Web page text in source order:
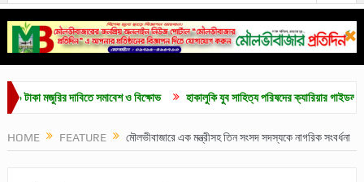
মজুরির দাবিতে সমাবেশ ও বিক্ষোভ হাকালুকি যুব সাহিত্য পরিষদের ক্যারিয়ার গাইডলাইন ও
HOME FEATURE মৌলভীবাজারে এক মন্ত্রীসহ তিন সংসদ সদস্যকে নাগরিক সংবর্ধনা